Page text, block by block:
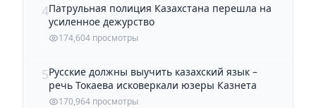
4Патрульная полиция Казахстана перешла на
усиленное дежурство
174,604 просмотры
5Русские должны выучить казахский язык –
речь Токаева исковеркали юзеры Казнета
170,964 просмотры